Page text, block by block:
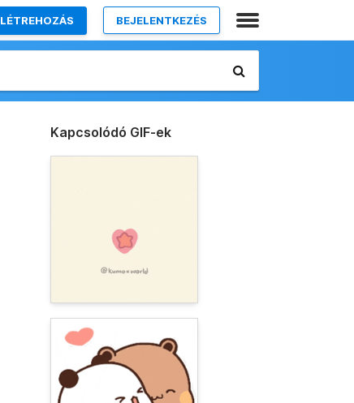
LÉTREHOZÁS BEJELENTKEZÉS
Kapcsolódó GIF-ek